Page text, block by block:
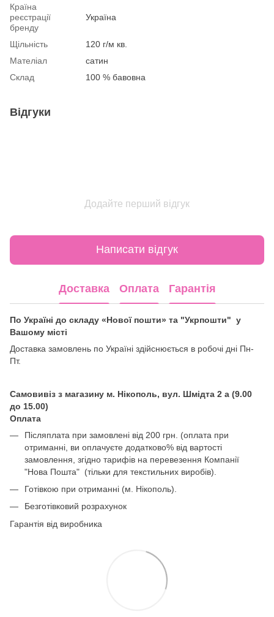
Країна
реєстрації
бренду
Україна
Щільність
120 г/м кв.
Мателіал
сатин
Склад
100 % бавовна
Відгуки
Додайте перший відгук
Написати відгук
Доставка Оплата Гарантія
По Україні до складу «Нової пошти» та "Укрпошти" у
Вашому місті
Доставка замовлень по Україні здійснюється в робочі дні Пн-
Пт.
Самовивіз з магазину м. Нікополь, вул. Шмідта 2 а (9.00
до 15.00)
Оплата
Післяплата при замовлені від 200 грн. (оплата при
отриманні, ви оплачуєте додатково% від вартості
замовлення, згідно тарифів на перевезення Компанії
"Нова Пошта" (тільки для текстильних виробів).
Готівкою при отриманні (м. Нікополь).
Безготівковий розрахунок
Гарантія від виробника